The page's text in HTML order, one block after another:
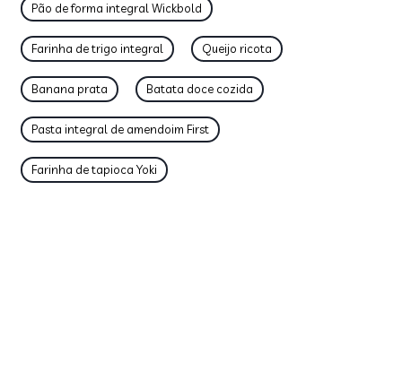
Pão de forma integral Wickbold
Farinha de trigo integral Queijo ricota
Banana prata Batata doce cozida
Pasta integral de amendoim First
Farinha de tapioca Yoki